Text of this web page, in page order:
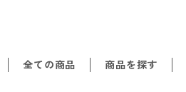
全ての商品 商品を探す